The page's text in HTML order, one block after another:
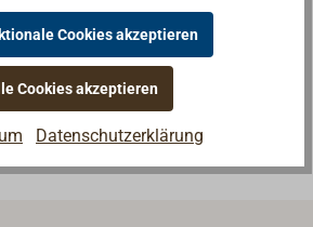
Bootsbauern und
Ihre Fragen und geben die
Cookies akzeptieren
Cookies akzeptieren
Datenschutzerklärung